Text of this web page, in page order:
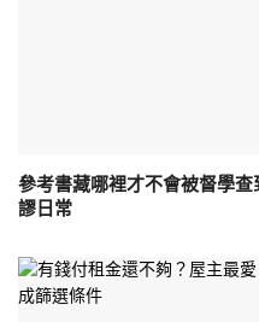
參考書藏哪裡才不會被督學
謬日常